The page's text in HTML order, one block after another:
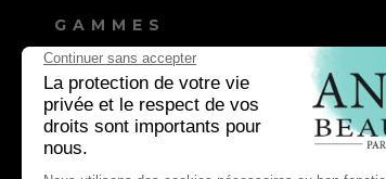
GAMMES
Shampooings chien
Shampooings chat
Lotions & après-shampooings